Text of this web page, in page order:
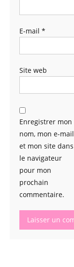
E-mail *
Site web
Enregistrer mon
nom, mon e-mail
et mon site dans
le navigateur
pour mon
prochain
commentaire.